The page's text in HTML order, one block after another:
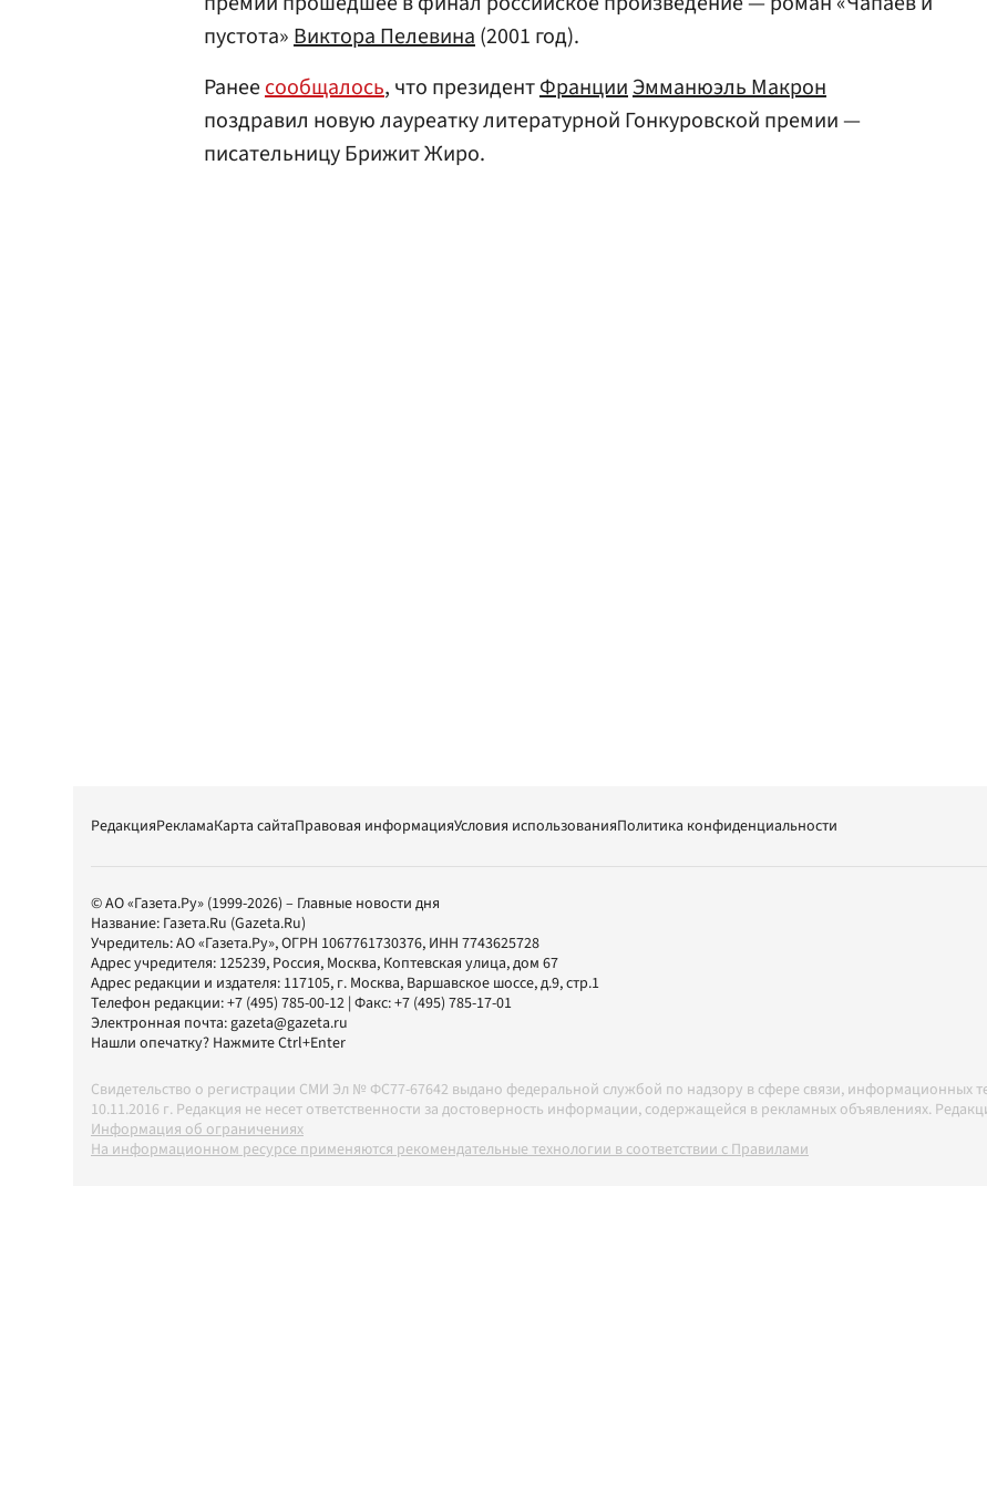
пустота»Виктора Пелевина(2001 год).
Ранеесообщалось, что президентФранцииЭмманюэль Макрон
поздравил новую лауреатку литературной Гонкуровской премии —
писательницу Брижит Жиро.
РедакцияРекламаКарта сайтаПравовая информацияУсловия использованияПолитика конфиденциальности
© АО «Газета.Ру» (1999-2026) – Главные новости дня
Название: Газета.Ru (Gazeta.Ru)
Учредитель:АО «Газета.Ру», ОГРН 1067761730376, ИНН 7743625728
Адрес учредителя: 125239, Россия, Москва, Коптевская улица, дом 67
Адрес редакции и издателя: 117105, г. Москва, Варшавское шоссе, д.9, стр.1
Телефон редакции:+7 (495) 785-00-12 | Факс:+7 (495) 785-17-01
Электронная почта:gazeta@gazeta.ru
Нашли опечатку? Нажмите Ctrl+Enter
Свидетельство о регистрации СМИ Эл № ФС77-67642 выдано федеральной службой по надзору в сфере связи, информационных
10.11.2016 г. Редакция не несет ответственности за достоверность информации, содержащейся в рекламных объявлениях.
Информация об ограничениях
На информационном ресурсе применяются рекомендательные технологии в соответствии с Правилами